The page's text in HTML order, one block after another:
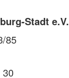
Stadt e.V.
85